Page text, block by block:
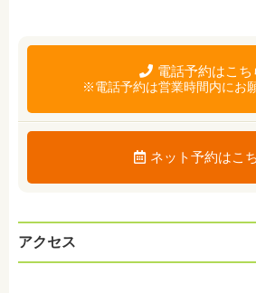
電話予約はこち
※電話予約は営業時間内にお
ネット予約はこ
アクセス